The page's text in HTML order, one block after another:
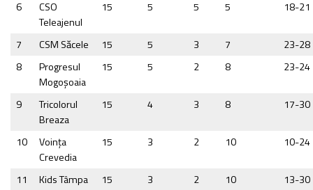
6
CSO
Teleajenul
15 5 5 5 18-21
7 CSM Săcele 15 5 3 7
23-28
8
Progresul
Mogoşoaia
15 5 2 8 23-24
9
Tricolorul
Breaza
15 4 3 8 17-30
10
Voința
Crevedia
15 3 2 10 10-24
11
Kids Tâmpa
15 3 2 10 13-30